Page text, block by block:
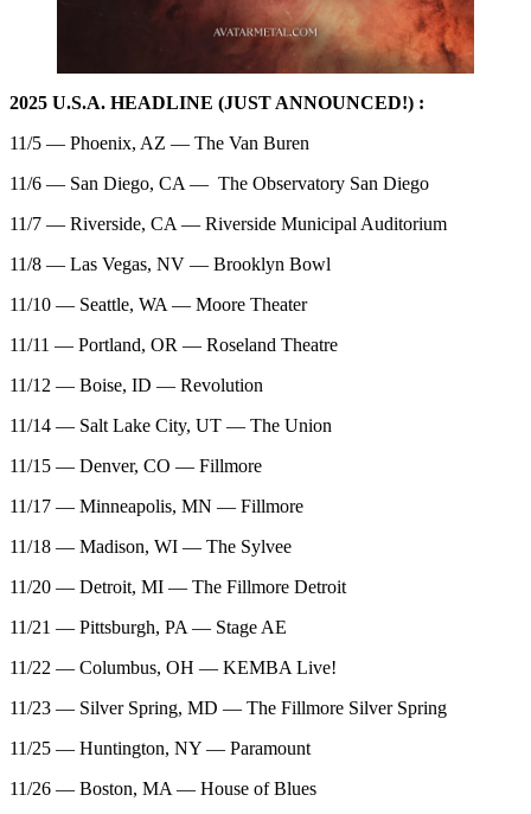
2025 U.S.A. HEADLINE (JUST ANNOUNCED!) :
11/5 — Phoenix, AZ — The Van Buren
11/6 — San Diego, CA — The Observatory San Diego
11/7 — Riverside, CA — Riverside Municipal Auditorium
11/8 — Las Vegas, NV — Brooklyn Bowl
11/10 — Seattle, WA — Moore Theater
11/11 — Portland, OR — Roseland Theatre
11/12 — Boise, ID — Revolution
11/14 — Salt Lake City, UT — The Union
11/15 — Denver, CO — Fillmore
11/17 — Minneapolis, MN — Fillmore
11/18 — Madison, WI — The Sylvee
11/20 — Detroit, MI — The Fillmore Detroit
11/21 — Pittsburgh, PA — Stage AE
11/22 — Columbus, OH — KEMBA Live!
11/23 — Silver Spring, MD — The Fillmore Silver Spring
11/25 — Huntington, NY — Paramount
11/26 — Boston, MA — House of Blues